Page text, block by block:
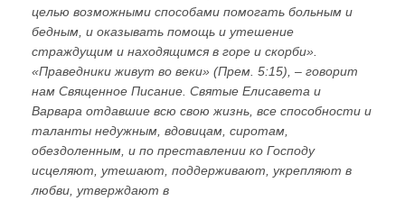
целью возможными способами помогать больным и
бедным, и оказывать помощь и утешение
страждущим и находящимся в горе и скорби».
«Праведники живут во веки» (Прем. 5:15), – говорит
нам Священное Писание. Святые Елисавета и
Варвара отдавшие всю свою жизнь, все способности и
таланты недужным, вдовицам, сиротам,
обездоленным, и по преставлении ко Господу
исцеляют, утешают, поддерживают, укрепляют в
любви, утверждают в